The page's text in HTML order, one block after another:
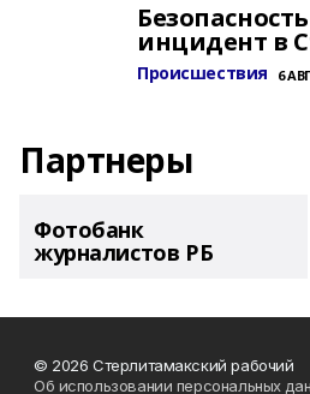
инцидент в
Происшествия 6
Партнеры
Фотобанк
журналистов РБ
© 2026 Стерлитамакский рабочий
Об использовании персональных